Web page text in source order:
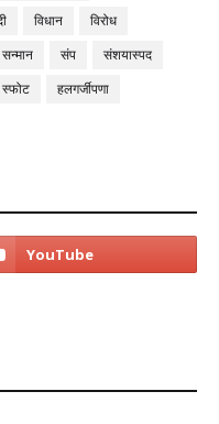
विधान
विरोध
सन्मान संप
संशयास्पद
स्फोट
हलगर्जीपणा